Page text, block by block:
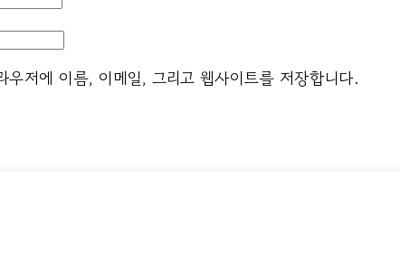
저에 이름, 이메일, 그리고 웹사이트를 저장합니다.